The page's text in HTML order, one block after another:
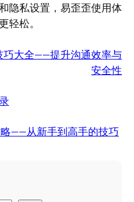
隐私设置，易歪歪使用体
轻松。
巧大全——提升沟通效率与
安全性
——从新手到高手的技巧